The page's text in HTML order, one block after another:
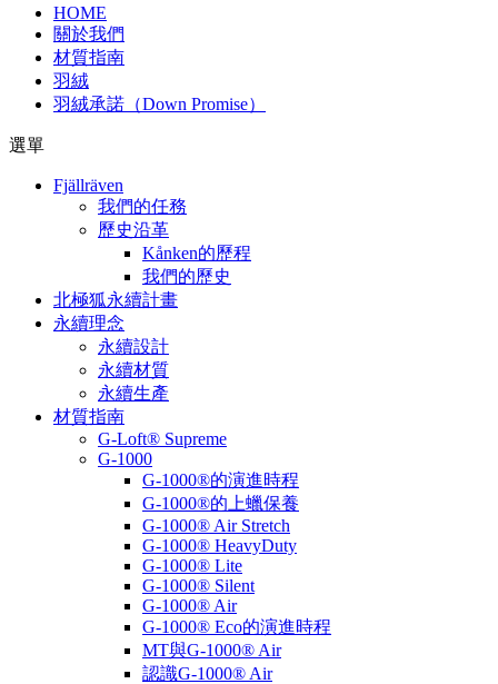
HOME
關於我們
材質指南
羽絨
羽絨承諾（Down Promise）
選單
Fjällräven
我們的任務
歷史沿革
Kånken的歷程
我們的歷史
北極狐永續計畫
永續理念
永續設計
永續材質
永續生產
材質指南
G-Loft® Supreme
G-1000
G-1000®的演進時程
G-1000®的上蠟保養
G-1000® Air Stretch
G-1000® HeavyDuty
G-1000® Lite
G-1000® Silent
G-1000® Air
G-1000® Eco的演進時程
MT與G-1000® Air
認識G-1000® Air